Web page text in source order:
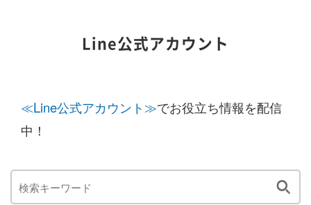
Line公式アカウント
≪Line公式アカウント≫でお役立ち情報を配信
中！